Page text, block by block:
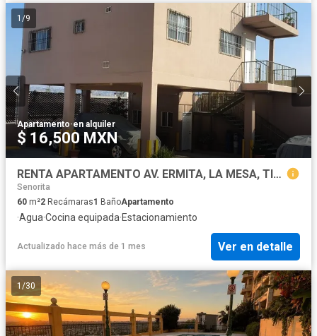
1 /9
Apartamento·en alquiler
$ 16,500 MXN
RENTA APARTAMENTO AV. ERMITA, LA MESA, TIJUANA, BAJA CFA.
Senorita
60 m²2 Recámaras1 BañoApartamento
·Agua·Cocina equipada·Estacionamiento
Actualizado hace más de 1 mes Ver en detalle
1 /30